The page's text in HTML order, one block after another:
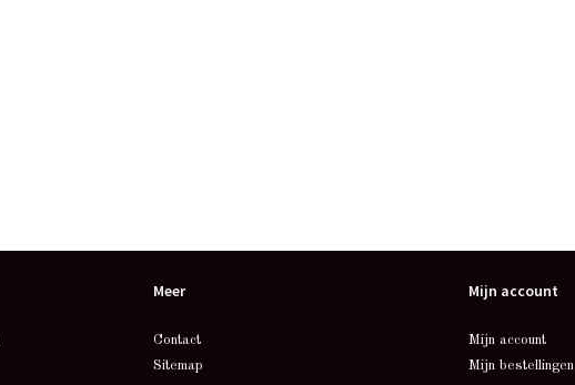
Meer
Contact
Sitemap
Mijn account
Mijn account
Mijn bestellingen